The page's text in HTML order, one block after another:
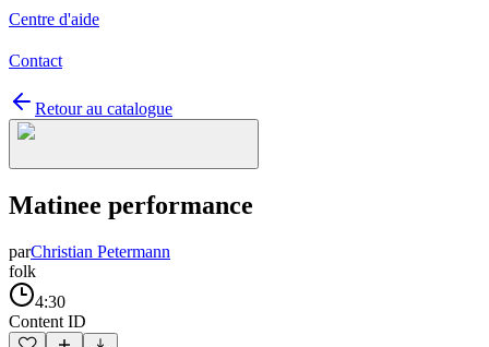
Centre d'aide
Contact
Retour au catalogue
Matinee performance
parChristian Petermann
folk
4:30
Content ID